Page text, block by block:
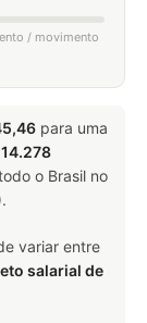
/ movimento
para uma
o Brasil no
variar entre
salarial de